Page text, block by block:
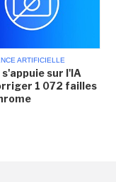
ARTIFICIELLE
s'appuie sur l'IA
1 072 failles